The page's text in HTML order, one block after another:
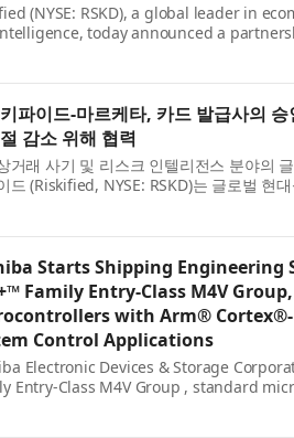
(NYSE: RSKD), a global leader in
today announced a
MQ), the global modern card
파이드-마르케타, 카드 발급사의
감소 위해 협력
거래 사기 및 리스크 인텔리전스 분야의
드 (Riskified, NYSE: RSKD)는 글로벌 현
타 (Marqeta, 나스닥: MQ)와 파트너십을
Starts Shipping Engineering
Family Entry‑Class M4V
with Arm®
Control Applications
Electronic Devices & Storage
Entry-Class M4V Group , standard
M4 core with a floating-point unit